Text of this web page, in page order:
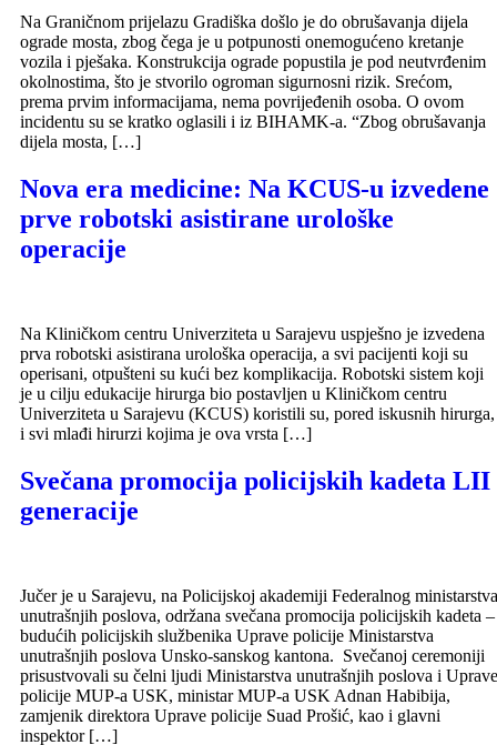
Na Graničnom prijelazu Gradiška došlo je do obrušavanja dijela
ograde mosta, zbog čega je u potpunosti onemogućeno kretanje
vozila i pješaka. Konstrukcija ograde popustila je pod neutvrđenim
okolnostima, što je stvorilo ogroman sigurnosni rizik. Srećom,
prema prvim informacijama, nema povrijeđenih osoba. O ovom
incidentu su se kratko oglasili i iz BIHAMK-a. “Zbog obrušavanja
dijela mosta, […]
Nova era medicine: Na KCUS-u izvedene
prve robotski asistirane urološke
operacije
Na Kliničkom centru Univerziteta u Sarajevu uspješno je izvedena
prva robotski asistirana urološka operacija, a svi pacijenti koji su
operisani, otpušteni su kući bez komplikacija. Robotski sistem koji
je u cilju edukacije hirurga bio postavljen u Kliničkom centru
Univerziteta u Sarajevu (KCUS) koristili su, pored iskusnih hirurga,
i svi mlađi hirurzi kojima je ova vrsta […]
Svečana promocija policijskih kadeta LII
generacije
Jučer je u Sarajevu, na Policijskoj akademiji Federalnog ministarstva
unutrašnjih poslova, održana svečana promocija policijskih kadeta –
budućih policijskih službenika Uprave policije Ministarstva
unutrašnjih poslova Unsko-sanskog kantona. Svečanoj ceremoniji
prisustvovali su čelni ljudi Ministarstva unutrašnjih poslova i Uprave
policije MUP-a USK, ministar MUP-a USK Adnan Habibija,
zamjenik direktora Uprave policije Suad Prošić, kao i glavni
inspektor […]